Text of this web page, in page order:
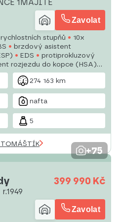
1MAJITE
Zavolat
rychlostních stupňů
10x
brzdový asistent
EDS
protiprokluzový
rozjezdu do kopce (HSA)
řízení
dvouzónová
denní svícení274 163 km
nafta
5
+75
399 990 Kč
Zavolat